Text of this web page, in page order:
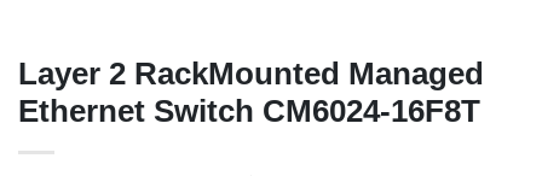
Layer 2 RackMounted Managed
Ethernet Switch CM6024-16F8T